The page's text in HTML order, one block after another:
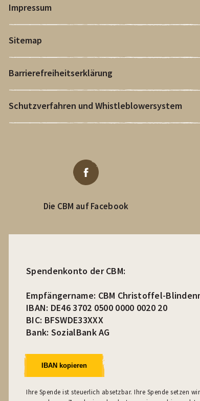
Impressum
Sitemap
Barrierefreiheitserklärung
Schutzverfahren und Whistleblowersystem
Die CBM auf Facebook
Spendenkonto der CBM:
Empfängername: CBM Christoffel-
IBAN: DE46 3702 0500 0000 0020 20
BIC: BFSWDE33XXX
Bank: SozialBank AG
IBAN kopieren
Ihre Spende ist steuerlich absetzbar. Ihre Spende setzen